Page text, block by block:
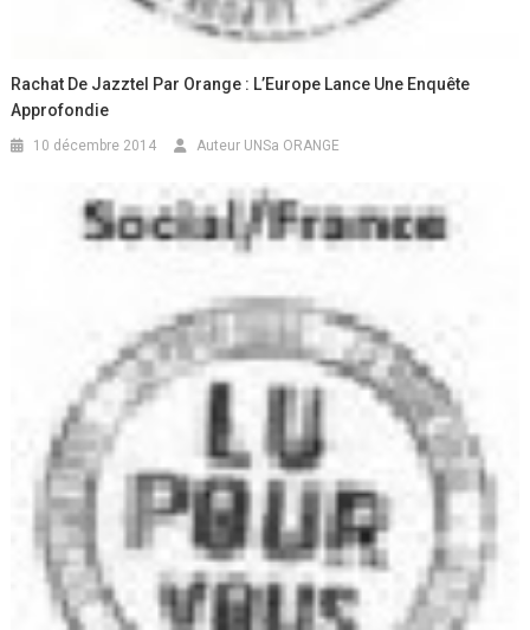
Rachat De Jazztel Par Orange : L’Europe Lance Une Enquête
Approfondie
10 décembre 2014 Auteur UNSa ORANGE